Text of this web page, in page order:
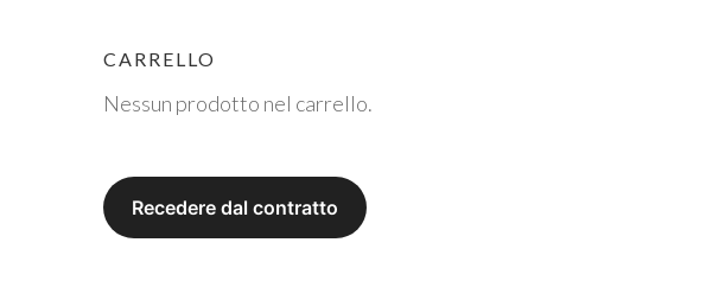
CARRELLO
Nessun prodotto nel carrello.